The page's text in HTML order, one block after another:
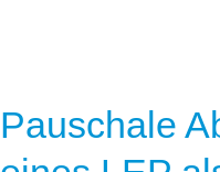
Pauschale